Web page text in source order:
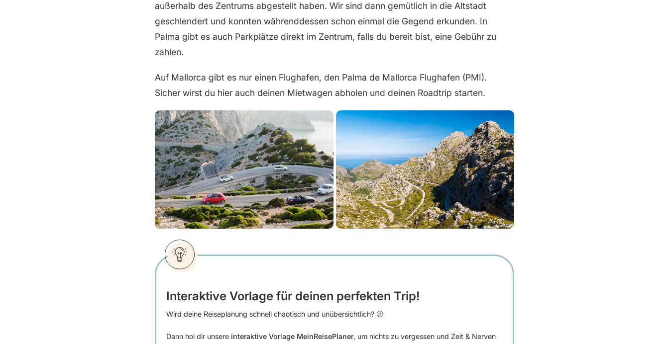
außerhalb des Zentrums abgestellt haben. Wir sind dann gemütlich in die Altstadt
geschlendert und konnten währenddessen schon einmal die Gegend erkunden. In
Palma gibt es auch Parkplätze direkt im Zentrum, falls du bereit bist, eine Gebühr zu
zahlen.
Auf Mallorca gibt es nur einen Flughafen, den Palma de Mallorca Flughafen (PMI).
Sicher wirst du hier auch deinen Mietwagen abholen und deinen Roadtrip starten.
Interaktive Vorlage für deinen perfekten Trip!
Wird deine Reiseplanung schnell chaotisch und unübersichtlich? 🫤
Dann hol dir unsere interaktive Vorlage MeinReisePlaner, um nichts zu vergessen und Zeit & Nerven